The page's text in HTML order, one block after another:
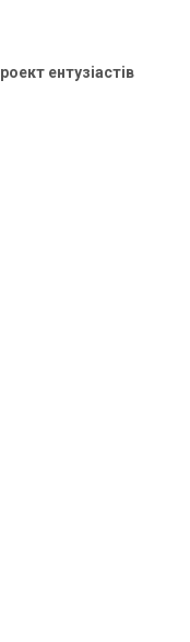
ентузіастів